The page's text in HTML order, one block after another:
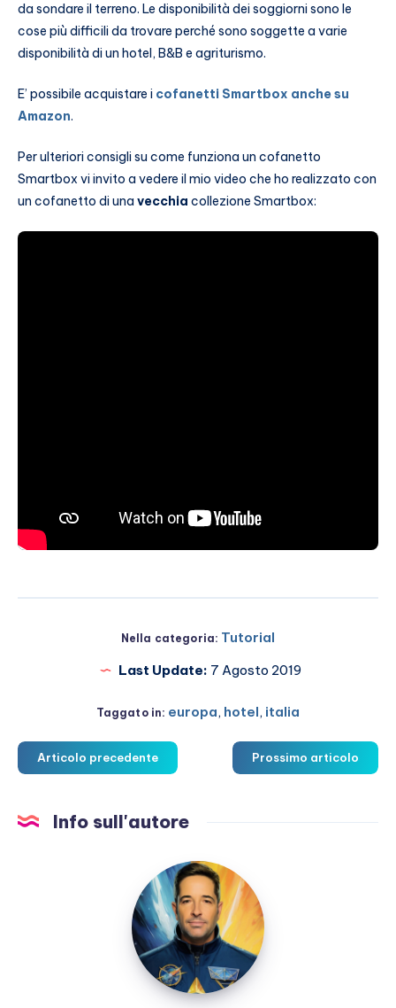
da sondare il terreno. Le disponibilità dei soggiorni sono le
cose più difficili da trovare perché sono soggette a varie
disponibilità di un hotel, B&B e agriturismo.
E’ possibile acquistare i cofanetti Smartbox anche su
Amazon.
Per ulteriori consigli su come funziona un cofanetto
Smartbox vi invito a vedere il mio video che ho realizzato con
un cofanetto di una vecchia collezione Smartbox:
Nella categoria: Tutorial
Last Update: 7 Agosto 2019
Taggato in: europa, hotel, italia
Articolo precedente Prossimo articolo
Info sull'autore
Marco
Martucci